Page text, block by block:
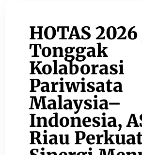
HOTAS
Tonggak
Kolaborasi
Pariwisata
Malaysia–
Indonesia,
Riau